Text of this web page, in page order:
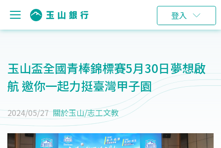
登入
玉山盃全國青棒錦標賽5月30日夢想啟
航 邀你一起力挺臺灣甲子園
2024/05/27 關於玉山/志工文教